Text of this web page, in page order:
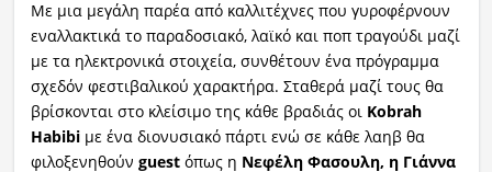
Με μια μεγάλη παρέα από καλλιτέχνες που γυροφέρνουν
εναλλακτικά το παραδοσιακό, λαϊκό και ποπ τραγούδι μαζί
με τα ηλεκτρονικά στοιχεία, συνθέτουν ένα πρόγραμμα
σχεδόν φεστιβαλικού χαρακτήρα. Σταθερά μαζί τους θα
βρίσκονται στο κλείσιμο της κάθε βραδιάς οι Kobrah
Habibiμε ένα διονυσιακό πάρτι ενώ σε κάθε λαηβ θα
φιλοξενηθούν guestόπως η Νεφέλη Φασουλη, η Γιάννα